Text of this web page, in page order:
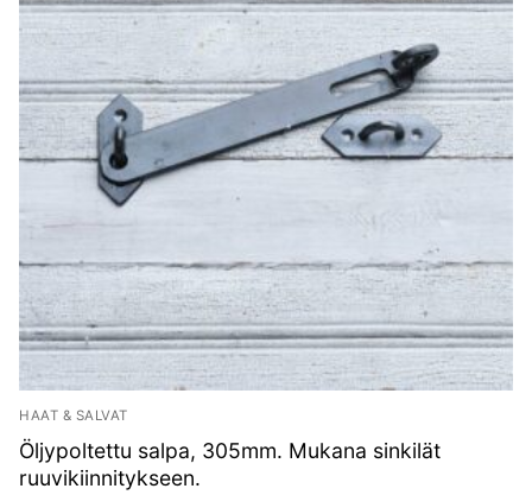
HAAT & SALVAT
Öljypoltettu salpa, 305mm. Mukana sinkilät
ruuvikiinnitykseen.